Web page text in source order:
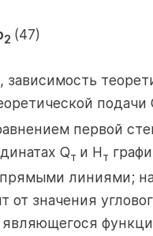
2 (47)
зависимость
подачи
первой
Qт и Нт
линиями;
от значения